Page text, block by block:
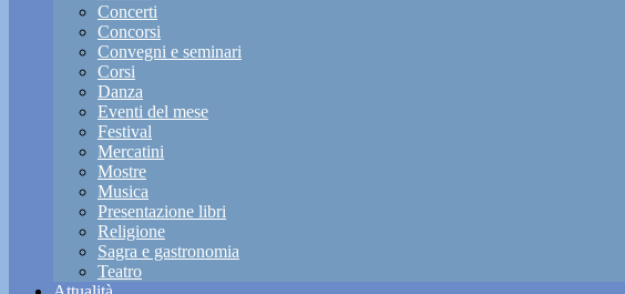
Concerti
Concorsi
Convegni e seminari
Corsi
Danza
Eventi del mese
Festival
Mercatini
Mostre
Musica
Presentazione libri
Religione
Sagra e gastronomia
Teatro